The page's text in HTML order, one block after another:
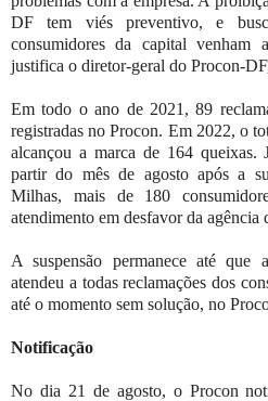
DF tem viés preventivo, e
consumidores da capital venham
justifica o diretor-geral do Procon-
Em todo o ano de 2021, 89
registradas no Procon. Em 2022, o
alcançou a marca de 164 queixas.
partir do mês de agosto após a
Milhas, mais de 180
atendimento em desfavor da agência
A suspensão permanece até
atendeu a todas reclamações dos
até o momento sem solução, no
Notificação
No dia 21 de agosto, o Procon